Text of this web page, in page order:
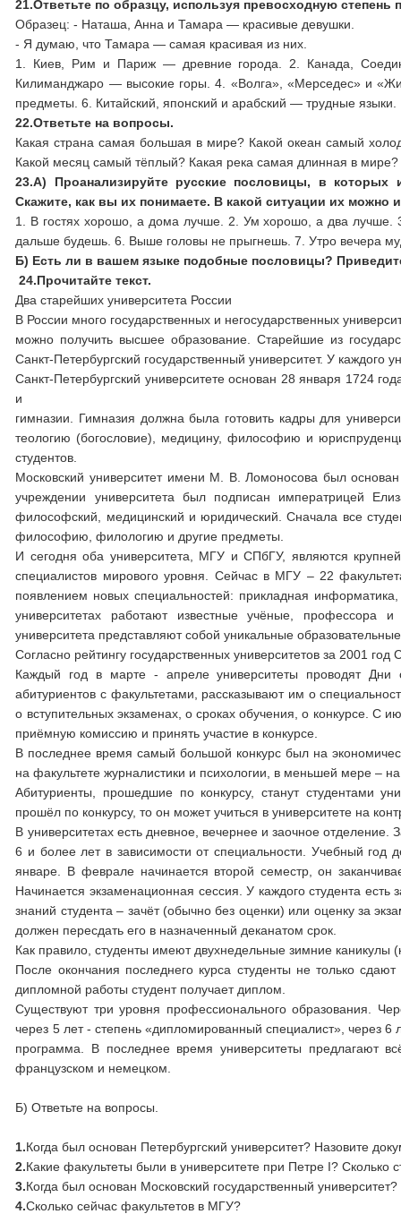
21.Ответьте по образцу, используя превосходную степень
Образец: - Наташа, Анна и Тамара — красивые девушки.
- Я думаю, что Тамара — самая красивая из них.
1. Киев, Рим и Париж — древние города. 2. Канада,
Килиманджаро — высокие горы. 4. «Волга», «Мерседес» и
предметы. 6. Китайский, японский и арабский — трудные языки.
22.Ответьте на вопросы.
Какая страна самая большая в мире? Какой океан самый
Какой месяц самый тёплый? Какая река самая длинная в
23.А) Проанализируйте русские пословицы, в которых
Скажите, как вы их понимаете. В какой ситуации их можно
1. В гостях хорошо, а дома лучше. 2. Ум хорошо, а два
дальше будешь. 6. Выше головы не прыгнешь. 7. Утро вечера
Б) Есть ли в вашем языке подобные пословицы?
24.Прочитайте текст.
Два старейших университета России
В России много государственных и негосударственных
можно получить высшее образование. Старейшие из
Санкт-Петербургский государственный университет. У каждого
Санкт-Петербургский университете основан 28 января 1724
и
гимназии. Гимназия должна была готовить кадры для
теологию (богословие), медицину, философию и
студентов.
Московский университет имени М. В. Ломоносова был
учреждении университета был подписан императрицей
философский, медицинский и юридический. Сначала все
философию, филологию и другие предметы.
И сегодня оба университета, МГУ и СПбГУ, являются
специалистов мирового уровня. Сейчас в МГУ – 22
появлением новых специальностей: прикладная
университетах работают известные учёные,
университета представляют собой уникальные
Согласно рейтингу государственных университетов за 2001
Каждый год в марте - апреле университеты проводят
абитуриентов с факультетами, рассказывают им о
о вступительных экзаменах, о сроках обучения, о конкурсе. С
приёмную комиссию и принять участие в конкурсе.
В последнее время самый большой конкурс был на
на факультете журналистики и психологии, в меньшей мере –
Абитуриенты, прошедшие по конкурсу, станут студентами
прошёл по конкурсу, то он может учиться в университете на
В университетах есть дневное, вечернее и заочное
6 и более лет в зависимости от специальности. Учебный год
январе. В феврале начинается второй семестр, он
Начинается экзаменационная сессия. У каждого студента есть
знаний студента – зачёт (обычно без оценки) или оценку за
должен пересдать его в назначенный деканатом срок.
Как правило, студенты имеют двухнедельные зимние
После окончания последнего курса студенты не только
дипломной работы студент получает диплом.
Существуют три уровня профессионального образования.
через 5 лет - степень «дипломированный специалист», через
программа. В последнее время университеты предлагают
французском и немецком.
Б) Ответьте на вопросы.
1.Когда был основан Петербургский университет? Назовите
2.Какие факультеты были в университете при Петре I? Сколько
3.Когда был основан Московский государственный
4.Сколько сейчас факультетов в МГУ?